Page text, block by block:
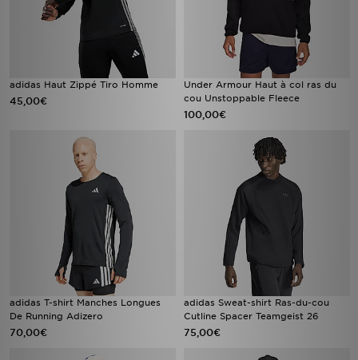
adidas Haut Zippé Tiro Homme
45,00€
Under Armour Haut à col ras du
cou Unstoppable Fleece
100,00€
adidas T-shirt Manches Longues
De Running Adizero
70,00€
adidas Sweat-shirt Ras-du-cou
Cutline Spacer Teamgeist 26
75,00€